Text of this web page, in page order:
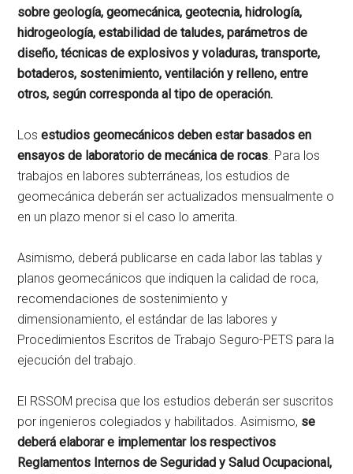
sobre geología, geomecánica, geotecnia, hidrología,
hidrogeología, estabilidad de taludes, parámetros de
diseño, técnicas de explosivos y voladuras, transporte,
botaderos, sostenimiento, ventilación y relleno, entre
otros, según corresponda al tipo de operación.
Losestudios geomecánicos deben estar basados en
ensayos de laboratorio de mecánica de rocas. Para los
trabajos en labores subterráneas, los estudios de
geomecánica deberán ser actualizados mensualmente o
en un plazo menor si el caso lo amerita.
Asimismo, deberá publicarse en cada labor las tablas y
planos geomecánicos que indiquen la calidad de roca,
recomendaciones de sostenimiento y
dimensionamiento, el estándar de las labores y
Procedimientos Escritos de Trabajo Seguro-PETS para la
ejecución del trabajo.
El RSSOM precisa que los estudios deberán ser suscritos
por ingenieros colegiados y habilitados. Asimismo, se
deberá elaborar e implementar los respectivos
Reglamentos Internos de Seguridad y Salud Ocupacional,